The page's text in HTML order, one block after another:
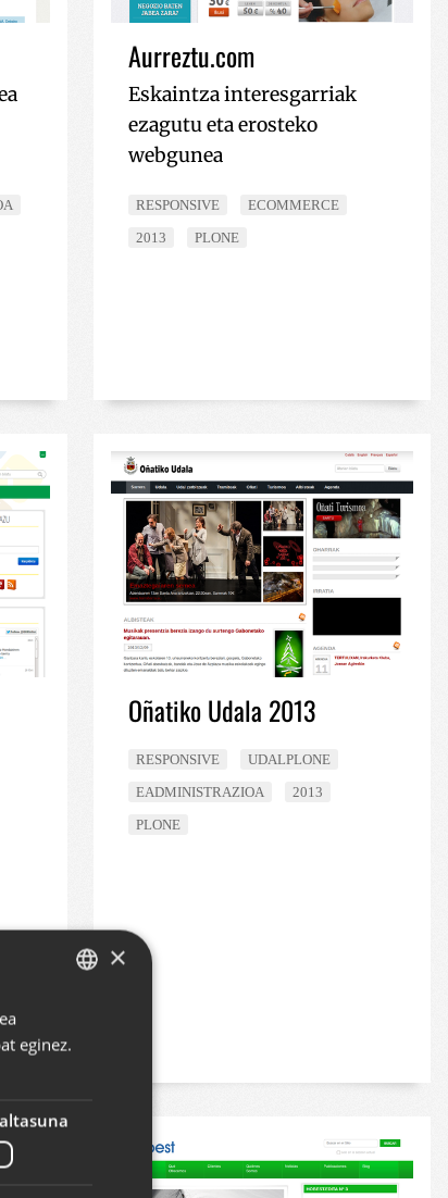
Aurreztu.com
Eskaintza interesgarriak
ezagutu eta erosteko
webgunea
RESPONSIVE
ECOMMERCE
2013
PLONE
Oñatiko Udala 2013
RESPONSIVE
UDALPLONE
EADMINISTRAZIOA
2013
PLONE
SPANISH
×
eginez.